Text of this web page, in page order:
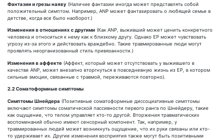
Фантазии и грезы наяву (Наличие фантазии иногда может представлять собой
положительный симптом. Например, ANP может фантазировать о любящей семье в
детстве, когда все было наоборот.)
Изменения в отношениях с другими (Как ANP, выживший может ценить конкретного
человека и относиться к нему как к близкому другу. Однако EP может чувствовать
угрозу из-за этого и действовать враждебно. Такие травмированные люди могут
проявлять неорганизованный стиль привязанности.)
Изменения в аффекте (Аффект, который может отсутствовать у выжившего в
качестве ANP, может внезапно вторгнуться в повседневную жизнь из EP, в котором
сильные эмоции, связанные с травмой, переживаются повторно).
2.2 Соматоформные симптомы
Симптомы Шнейдера (Позитивные соматоформные диссоциативные симптомы
включают симптомы соматической пассивности первого ранга по Шнейдеру, такие
как ощущение, что телом управляет кто-то другой. Вторжения травматических
воспоминаний обычно имеют сенсорный компонент. Так, например, у
травмированных людей может возникнуть ощущение, что их руки связаны или кто-
то удерживает их. Другие изменения восприятия также могут быть позитивными